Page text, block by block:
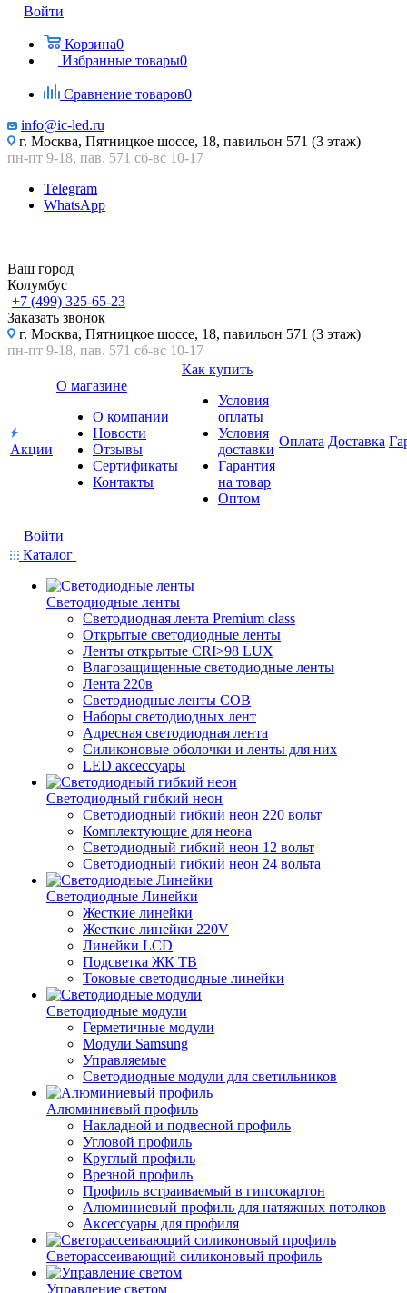
Войти
Корзина0
Избранные товары0
Сравнение товаров0
info@ic-led.ru
г. Москва, Пятницкое шоссе, 18, павильон 571 (3 этаж)
пн-пт 9-18, пав. 571 сб-вс 10-17
Telegram
WhatsApp
Ваш город
Колумбус
+7 (499) 325-65-23
Заказать звонок
г. Москва, Пятницкое шоссе, 18, павильон 571 (3 этаж)
пн-пт 9-18, пав. 571 сб-вс 10-17
Акции
О магазине
О компании
Новости
Отзывы
Сертификаты
Контакты
Как купить
Условия
оплаты
Условия
доставки
Гарантия
на товар
Оптом
Оплата Доставка
Войти
Каталог
Светодиодные ленты
Светодиодная лента Premium class
Открытые светодиодные ленты
Ленты открытые CRI>98 LUX
Влагозащищенные светодиодные ленты
Лента 220в
Светодиодные ленты COB
Наборы светодиодных лент
Адресная светодиодная лента
Силиконовые оболочки и ленты для них
LED аксессуары
Светодиодный гибкий неон
Светодиодный гибкий неон 220 вольт
Комплектующие для неона
Светодиодный гибкий неон 12 вольт
Светодиодный гибкий неон 24 вольта
Светодиодные Линейки
Жесткие линейки
Жесткие линейки 220V
Линейки LCD
Подсветка ЖК ТВ
Токовые светодиодные линейки
Светодиодные модули
Герметичные модули
Модули Samsung
Управляемые
Светодиодные модули для светильников
Алюминиевый профиль
Накладной и подвесной профиль
Угловой профиль
Круглый профиль
Врезной профиль
Профиль встраиваемый в гипсокартон
Алюминиевый профиль для натяжных потолков
Аксессуары для профиля
Светорассеивающий силиконовый профиль
Управление светом